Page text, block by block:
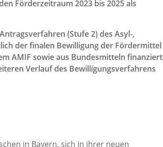
Förderzeitraum 2023 bis 2025 als
(Stufe 2) des Asyl-,
der finalen Bewilligung der Fördermittel
AMIF sowie aus Bundesmitteln finanziert
Verlauf des Bewilligungsverfahrens
in Bayern, sich in ihrer neuen